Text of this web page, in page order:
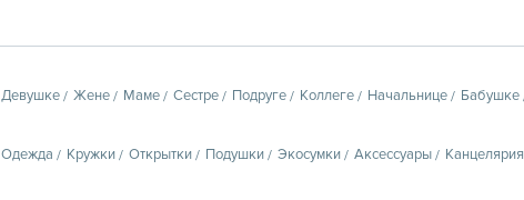
Девушке Жене Маме Сестре Подруге Коллеге Начальнице Бабушке
Одежда Кружки Открытки Подушки Экосумки Аксессуары Канцелярия